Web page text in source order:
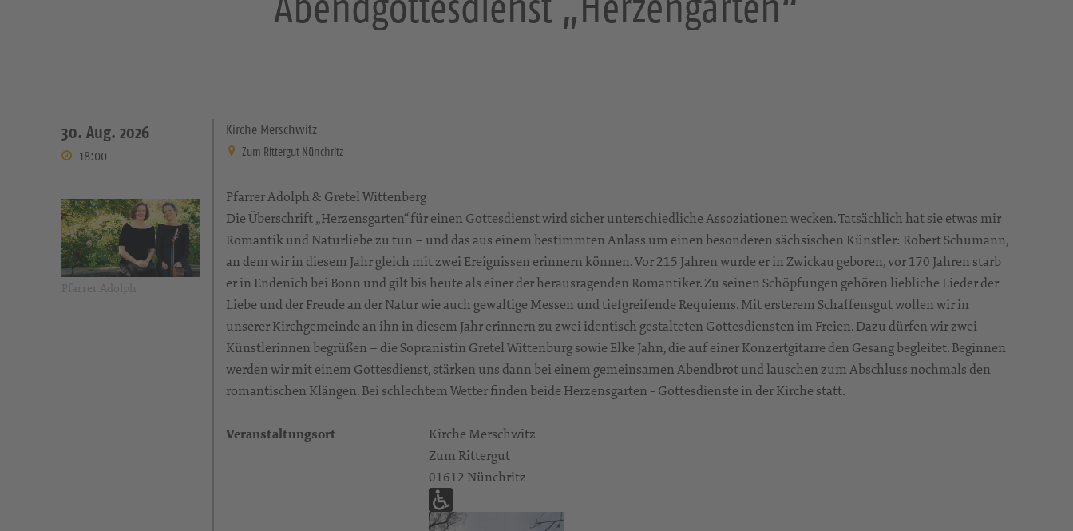
30. Aug. 2026
18:00
Kirche Merschwitz
Zum Rittergut Nünchritz
Pfarrer Adolph & Gretel Wittenberg
Die Überschrift „Herzensgarten“ für einen Gottesdienst wird sicher unterschiedliche Assoziationen wecken. Tatsächlich hat sie etwas mir
Romantik und Naturliebe zu tun – und das aus einem bestimmten Anlass um einen besonderen sächsischen Künstler: Robert Schumann,
an dem wir in diesem Jahr gleich mit zwei Ereignissen erinnern können. Vor 215 Jahren wurde er in Zwickau geboren, vor 170 Jahren starb
er in Endenich bei Bonn und gilt bis heute als einer der herausragenden Romantiker. Zu seinen Schöpfungen gehören liebliche Lieder der
Liebe und der Freude an der Natur wie auch gewaltige Messen und tiefgreifende Requiems. Mit ersterem Schaffensgut wollen wir in
unserer Kirchgemeinde an ihn in diesem Jahr erinnern zu zwei identisch gestalteten Gottesdiensten im Freien. Dazu dürfen wir zwei
Künstlerinnen begrüßen – die Sopranistin Gretel Wittenburg sowie Elke Jahn, die auf einer Konzertgitarre den Gesang begleitet. Beginnen
werden wir mit einem Gottesdienst, stärken uns dann bei einem gemeinsamen Abendbrot und lauschen zum Abschluss nochmals den
romantischen Klängen. Bei schlechtem Wetter finden beide Herzensgarten - Gottesdienste in der Kirche statt.
Veranstaltungsort
Kirche Merschwitz
Zum Rittergut
01612 Nünchritz